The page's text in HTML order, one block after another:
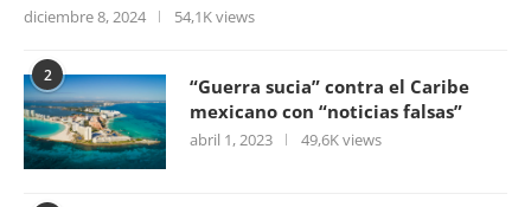
diciembre 8, 2024 54,1K views
2
“Guerra sucia” contra el Caribe
mexicano con “noticias falsas”
abril 1, 2023 49,6K views